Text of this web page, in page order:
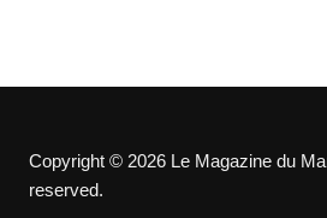
Copyright © 2026 Le Magazine du
reserved.